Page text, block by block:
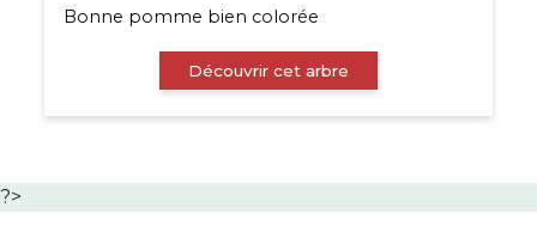
Bonne pomme bien colorée
Découvrir cet arbre
?>